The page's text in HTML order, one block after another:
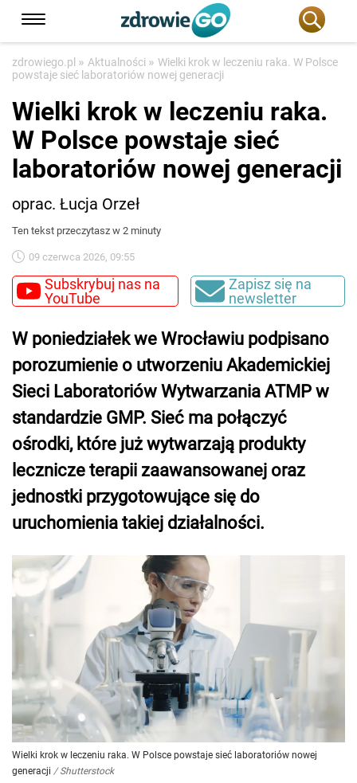
zdrowiego.pl » Aktualności » Wielki krok w leczeniu raka. W Polsce
powstaje sieć laboratoriów nowej generacji
Wielki krok w leczeniu raka.
W Polsce powstaje sieć
laboratoriów nowej generacji
oprac. Łucja Orzeł
Ten tekst przeczytasz w 2 minuty
09 czerwca 2026, 09:55
Subskrybuj nas na
YouTube
Zapisz się na
newsletter
W poniedziałek we Wrocławiu podpisano
porozumienie o utworzeniu Akademickiej
Sieci Laboratoriów Wytwarzania ATMP w
standardzie GMP. Sieć ma połączyć
ośrodki, które już wytwarzają produkty
lecznicze terapii zaawansowanej oraz
jednostki przygotowujące się do
uruchomienia takiej działalności.
Wielki krok w leczeniu raka. W Polsce powstaje sieć laboratoriów nowej
generacji / Shutterstock